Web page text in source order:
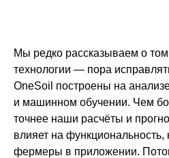
Мы редко рассказываем о
технологии — пора
OneSoil построены на
и машинном обучении. Чем
точнее наши расчёты и
влияет на функциональность,
фермеры в приложении.